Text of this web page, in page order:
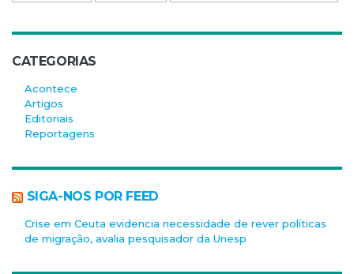
CATEGORIAS
Acontece
Artigos
Editoriais
Reportagens
SIGA-NOS POR FEED
Crise em Ceuta evidencia necessidade de rever políticas
de migração, avalia pesquisador da Unesp